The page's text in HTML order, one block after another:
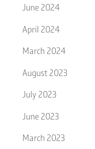
June 2024
April 2024
March 2024
August 2023
July 2023
June 2023
March 2023